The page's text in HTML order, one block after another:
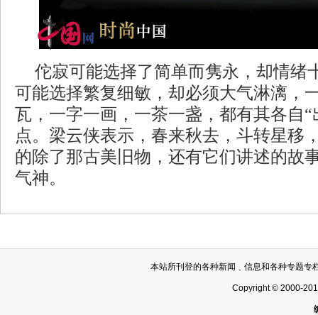
佗寂可能选择了简单而隽永，却情绪
可能选择繁复细敏，却必须大气淋漓，
瓦，一字一画，一茶一盏，都有其各自“
点。梁云侠表示，春来秋去，斗转星移
的除了那古美旧物，还有它们讲述的故
气神。
本站所刊登的各种新闻﹑信息和各种专题专
Copyright © 2000-